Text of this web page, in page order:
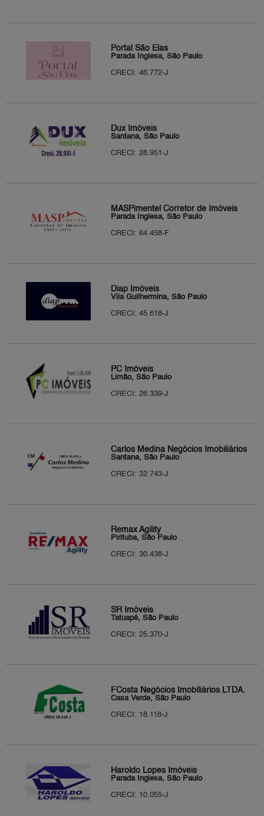
Portal São Elas
Parada Inglesa, São Paulo
CRECI: 46.772-J
Dux Imóveis
Santana, São Paulo
CRECI: 28.951-J
MASPimentel Corretor de Imóveis
Parada Inglesa, São Paulo
CRECI: 64.458-F
Diap Imóveis
Vila Guilhermina, São Paulo
CRECI: 45.618-J
PC Imóveis
Limão, São Paulo
CRECI: 26.339-J
Carlos Medina Negócios Imobiliários
Santana, São Paulo
CRECI: 32.743-J
Remax Agility
Pirituba, São Paulo
CRECI: 30.438-J
SR Imóveis
Tatuapé, São Paulo
CRECI: 25.370-J
FCosta Negócios Imobiliários LTDA.
Casa Verde, São Paulo
CRECI: 18.118-J
Haroldo Lopes Imóveis
Parada Inglesa, São Paulo
CRECI: 10.055-J